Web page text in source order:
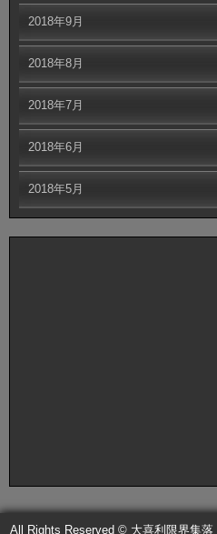
2018年9月
2018年8月
2018年7月
2018年6月
2018年5月
All Rights Reserved © 大喜利限界集落